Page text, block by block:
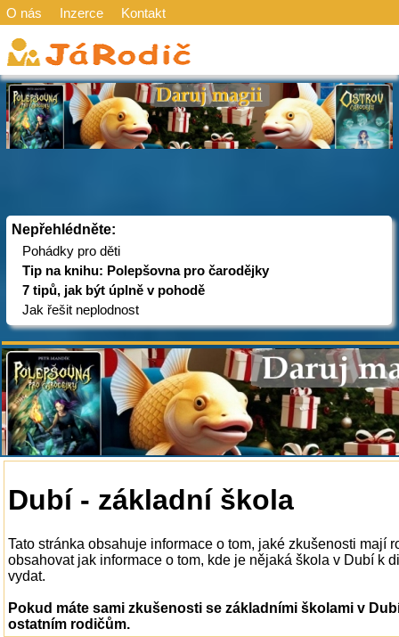
O nás Inzerce Kontakt
Nepřehlédněte:
Pohádky pro děti
Tip na knihu: Polepšovna pro čarodějky
7 tipů, jak být úplně v pohodě
Jak řešit neplodnost
Dubí - základní škola
Tato stránka obsahuje informace o tom, jaké zkušenosti mají
obsahovat jak informace o tom, kde je nějaká škola v Dubí k
vydat.
Pokud máte sami zkušenosti se základními školami v
ostatním rodičům.